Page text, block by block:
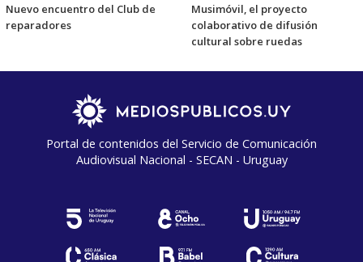
Nuevo encuentro del Club de
reparadores
Musimóvil, el proyecto
colaborativo de difusión
cultural sobre ruedas
Portal de contenidos del Servicio de Comunicación
Audiovisual Nacional - SECAN - Uruguay